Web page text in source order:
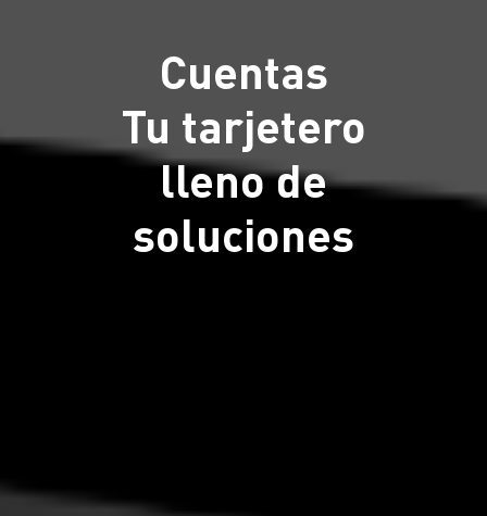
Cuentas
Tu tarjetero
lleno de
soluciones